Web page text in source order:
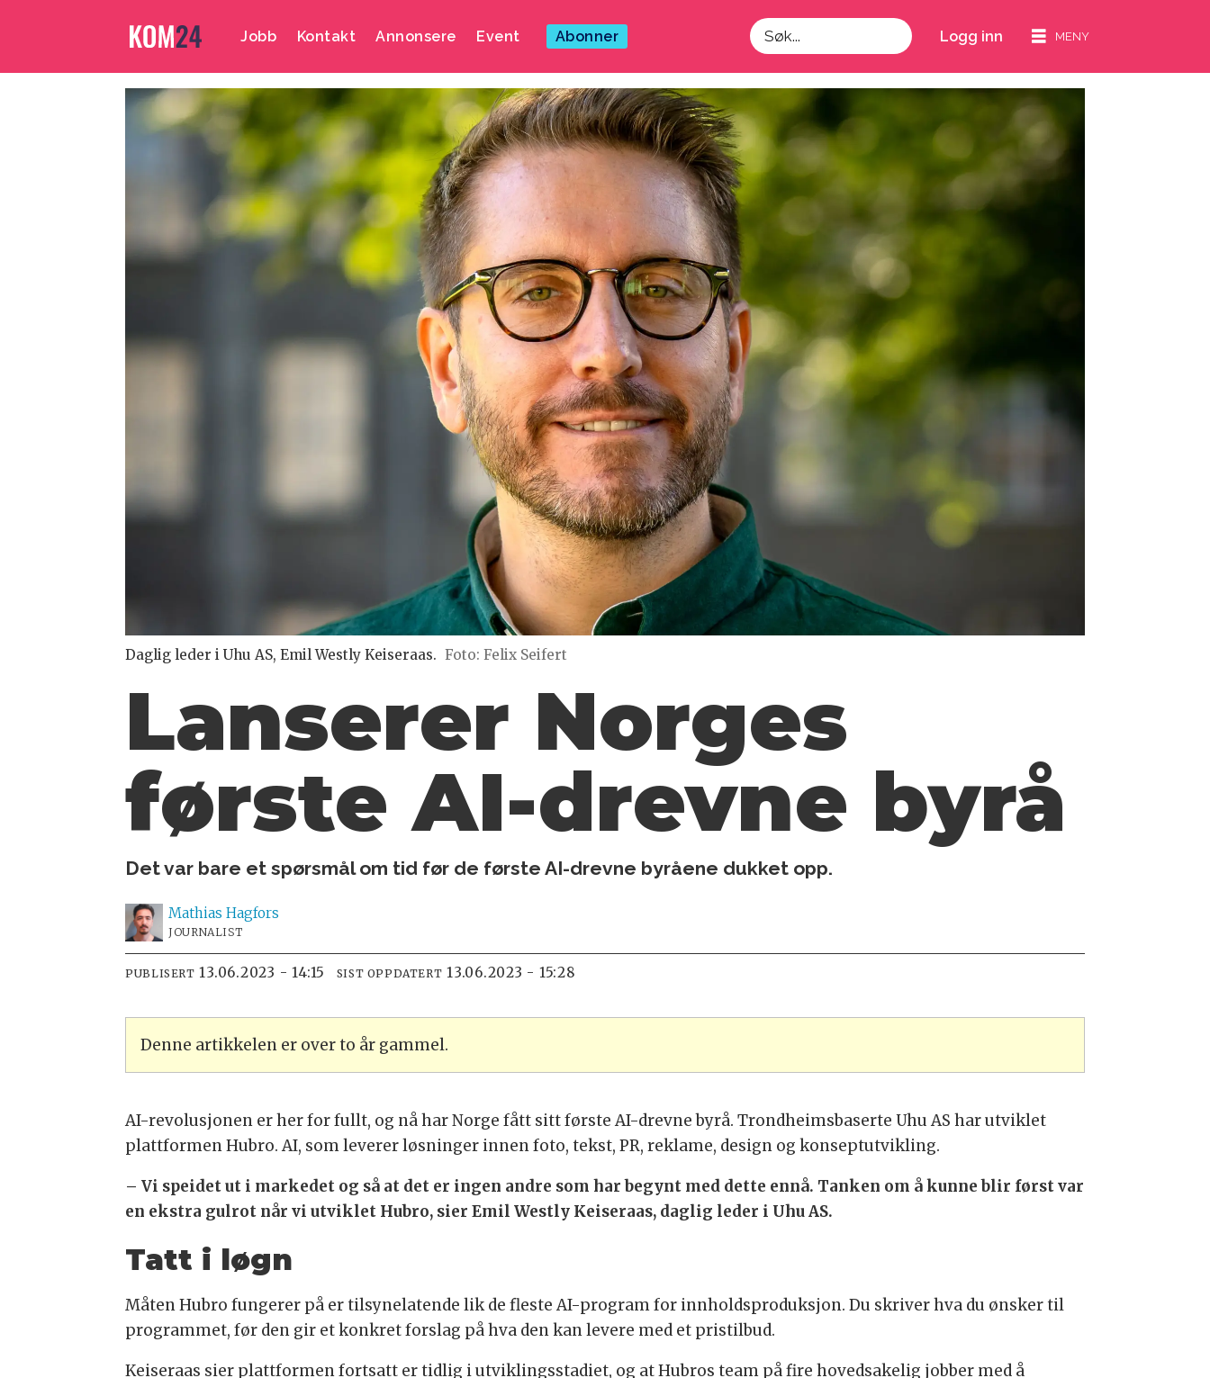
Jobb Kontakt Annonsere Event Abonner
Søk
Logg inn
Daglig leder i Uhu AS, Emil Westly Keiseraas. Foto: Felix Seifert
Lanserer Norges
første AI-drevne byrå
Det var bare et spørsmål om tid før de første AI-drevne byråene dukket opp.
Mathias Hagfors
JOURNALIST
PUBLISERT 13.06.2023 - 14:15 SIST OPPDATERT 13.06.2023 - 15:28
Denne artikkelen er over to år gammel.
AI-revolusjonen er her for fullt, og nå har Norge fått sitt første AI-drevne byrå. Trondheimsbaserte Uhu AS har utviklet
plattformen Hubro. AI, som leverer løsninger innen foto, tekst, PR, reklame, design og konseptutvikling.
– Vi speidet ut i markedet og så at det er ingen andre som har begynt med dette ennå. Tanken om å kunne blir først var
en ekstra gulrot når vi utviklet Hubro, sier Emil Westly Keiseraas, daglig leder i Uhu AS.
Tatt i løgn
Måten Hubro fungerer på er tilsynelatende lik de fleste AI-program for innholdsproduksjon. Du skriver hva du ønsker til
programmet, før den gir et konkret forslag på hva den kan levere med et pristilbud.
Keiseraas sier plattformen fortsatt er tidlig i utviklingsstadiet, og at Hubros team på fire hovedsakelig jobber med å